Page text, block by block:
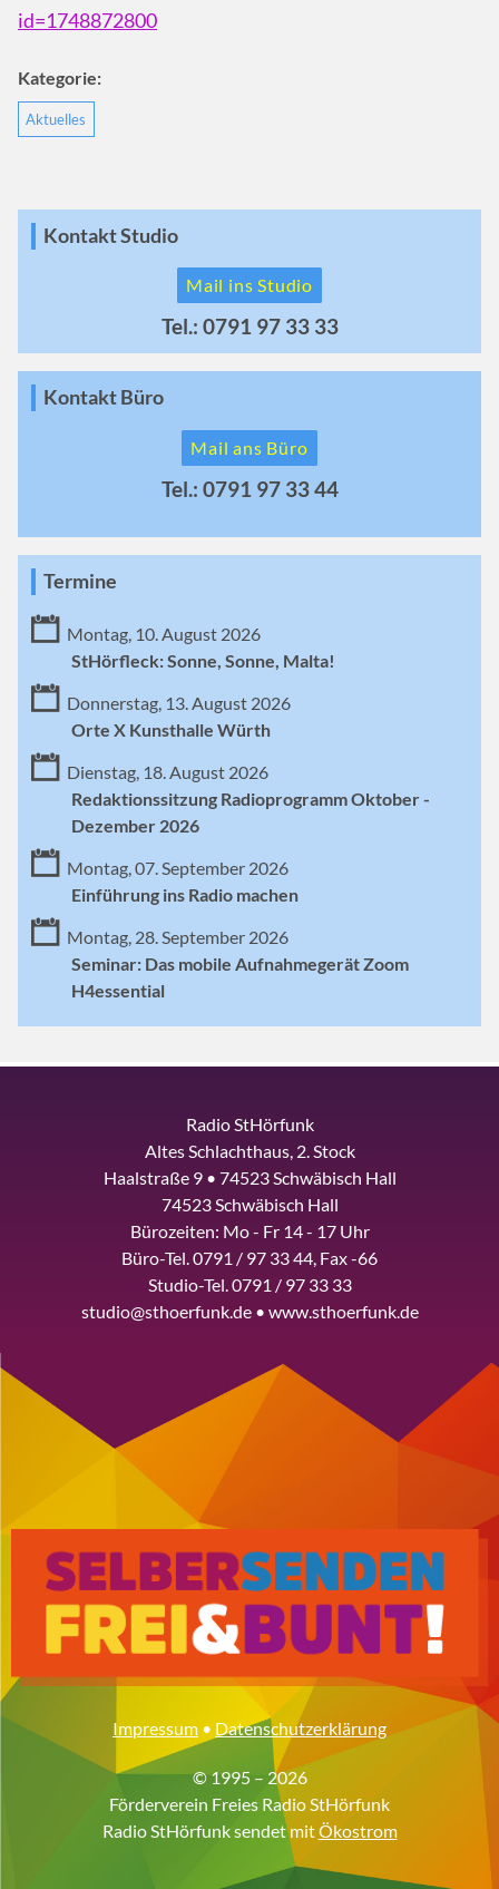
id=1748872800
Kategorie:
Aktuelles
Kontakt Studio
Mail ins Studio
Tel.: 0791 97 33 33
Kontakt Büro
Mail ans Büro
Tel.: 0791 97 33 44
Termine
Montag, 10. August 2026
StHörfleck: Sonne, Sonne, Malta!
Donnerstag, 13. August 2026
Orte X Kunsthalle Würth
Dienstag, 18. August 2026
Redaktionssitzung Radioprogramm Oktober -
Dezember 2026
Montag, 07. September 2026
Einführung ins Radio machen
Montag, 28. September 2026
Seminar: Das mobile Aufnahmegerät Zoom
H4essential
Radio StHörfunk
Altes Schlachthaus, 2. Stock
Haalstraße 9 • 74523 Schwäbisch Hall
74523 Schwäbisch Hall
Bürozeiten: Mo - Fr 14 - 17 Uhr
Büro-Tel. 0791 / 97 33 44, Fax -66
Studio-Tel. 0791 / 97 33 33
studio@sthoerfunk.de • www.sthoerfunk.de
Impressum • Datenschutzerklärung
© 1995 – 2026
Förderverein Freies Radio StHörfunk
Radio StHörfunk sendet mitÖkostrom